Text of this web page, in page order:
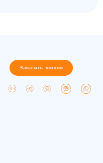
Заказать звонок